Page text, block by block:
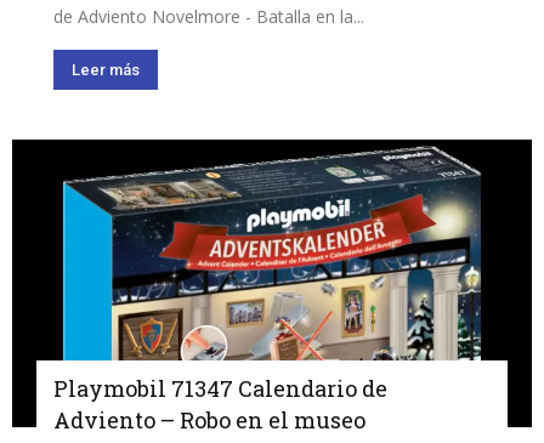
de Adviento Novelmore - Batalla en la...
Leer más
Playmobil 71347 Calendario de
Adviento – Robo en el museo